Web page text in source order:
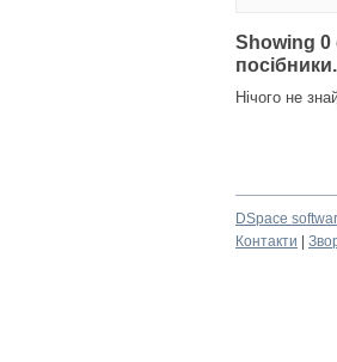
Showing 0
посібники.
Нічого не
DSpace
Контакти